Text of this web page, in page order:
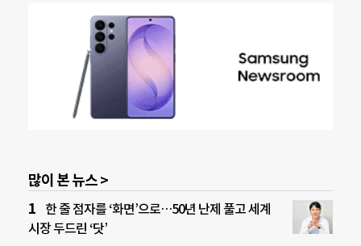
많이 본 뉴스 >
한 줄 점자를 ‘화면’으로…50년 난제 풀고 세계
시장 두드린 ‘닷’